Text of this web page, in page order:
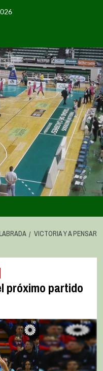
VICTORIA Y A PENSAR
próximo partido